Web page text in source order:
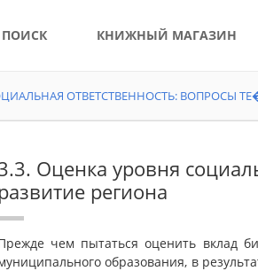
ПОИСК КНИЖНЫЙ МАГАЗИН
ОТВЕТСТВЕННОСТЬ: ВОПРОСЫ
Оценка уровня
развитие региона
чем пытаться оценить вклад
образования, в